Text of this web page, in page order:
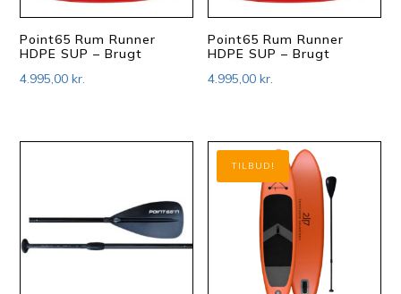
Point65 Rum Runner
HDPE SUP – Brugt
4.995,00kr.
Point65 Rum Runner
HDPE SUP – Brugt
4.995,00kr.
TILBUD!